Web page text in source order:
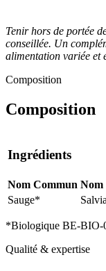
Tenir hors de portée
conseillée. Un
alimentation variée et
Composition
Composition
Ingrédients
Nom Commun
Sauge*
*Biologique BE-BIO-
Qualité & expertise